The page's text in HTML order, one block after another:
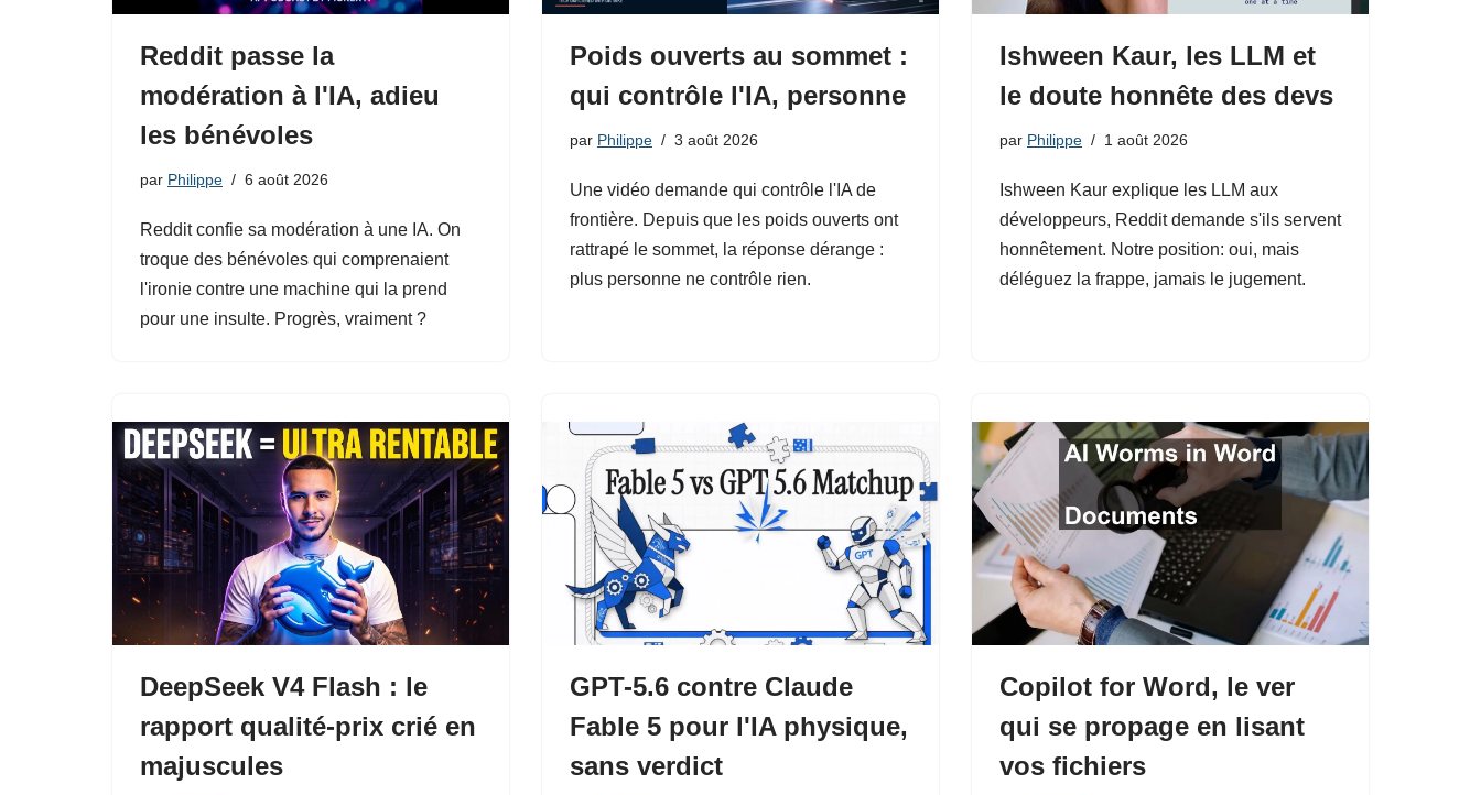
Reddit passe la
modération à l'IA, adieu
les bénévoles
par Philippe 6 août 2026
Reddit confie sa modération à une IA. On
troque des bénévoles qui comprenaient
l'ironie contre une machine qui la prend
pour une insulte. Progrès, vraiment ?
Poids ouverts au sommet :
qui contrôle l'IA, personne
par Philippe 3 août 2026
Une vidéo demande qui contrôle l'IA de
frontière. Depuis que les poids ouverts ont
rattrapé le sommet, la réponse dérange :
plus personne ne contrôle rien.
Ishween Kaur, les LLM et
le doute honnête des devs
par Philippe 1 août 2026
Ishween Kaur explique les LLM aux
développeurs, Reddit demande s'ils servent
honnêtement. Notre position: oui, mais
déléguez la frappe, jamais le jugement.
DeepSeek V4 Flash : le
rapport qualité-prix crié en
majuscules
GPT-5.6 contre Claude
Fable 5 pour l'IA physique,
sans verdict
Copilot for Word, le ver
qui se propage en lisant
vos fichiers